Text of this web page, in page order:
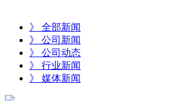
》 全部新闻
》 公司新闻
》 公司动态
》 行业新闻
》 媒体新闻